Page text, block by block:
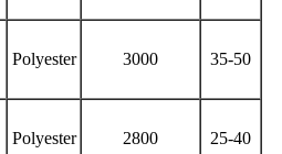
Polyester 3000 35-50
Polyester 2800 25-40